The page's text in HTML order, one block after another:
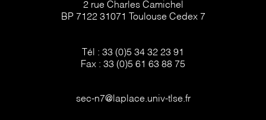
2 rue Charles Camichel
BP 7122 31071 Toulouse Cedex 7
Tél : 33 (0)5 34 32 23 91
Fax : 33 (0)5 61 63 88 75
sec-n7@laplace.univ-tlse.fr